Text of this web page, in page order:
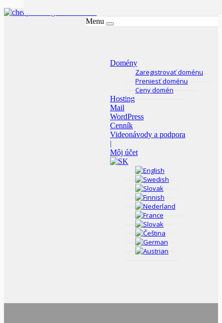
Menu
Domény
Zaregistrovať doménu
Preniesť doménu
Ceny domén
Hosting
Mail
WordPress
Cenník
Videonávody a podpora
|
Môj účet